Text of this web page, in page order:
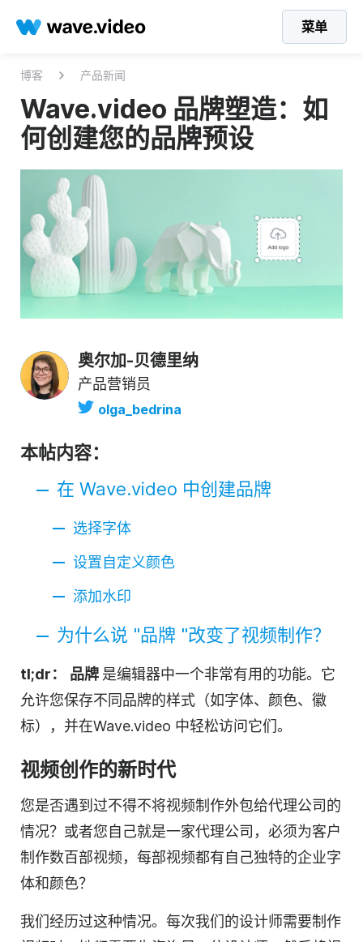
菜单
博客 产品新闻
Wave.video 品牌塑造：如
何创建您的品牌预设
奥尔加-贝德里纳
产品营销员
olga_bedrina
本帖内容：
在 Wave.video 中创建品牌
选择字体
设置自定义颜色
添加水印
为什么说 "品牌 "改变了视频制作？
tl;dr： 品牌 是编辑器中一个非常有用的功能。它
允许您保存不同品牌的样式（如字体、颜色、徽
标），并在Wave.video 中轻松访问它们。
视频创作的新时代
您是否遇到过不得不将视频制作外包给代理公司的
情况？或者您自己就是一家代理公司，必须为客户
制作数百部视频，每部视频都有自己独特的企业字
体和颜色？
我们经历过这种情况。每次我们的设计师需要制作